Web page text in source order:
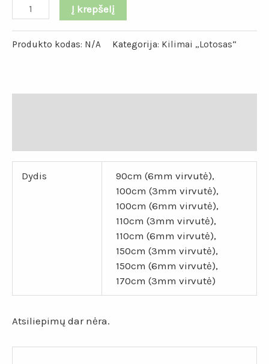
Į krepšelį
Produkto kodas: N/A Kategorija: Kilimai „Lotosas“
Dydis
90cm (6mm virvutė),
100cm (3mm virvutė),
100cm (6mm virvutė),
110cm (3mm virvutė),
110cm (6mm virvutė),
150cm (3mm virvutė),
150cm (6mm virvutė),
170cm (3mm virvutė)
Atsiliepimų dar nėra.